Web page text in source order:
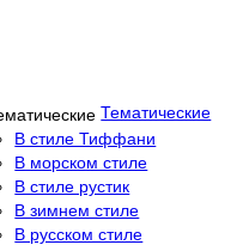
Тематические
В стиле Тиффани
В морском стиле
В стиле рустик
В зимнем стиле
В русском стиле